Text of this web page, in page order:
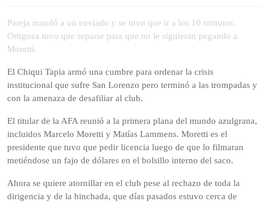
2025
Pareja mandó a un enviado y se tuvo que ir a los 10 minutos.
Ortigoza tuvo que separar para que no le siguieran pegando a
Moretti.
El Chiqui Tapia armó una cumbre para ordenar la crisis
institucional que sufre San Lorenzo pero terminó a las trompadas y
con la amenaza de desafiliar al club.
El titular de la AFA reunió a la primera plana del mundo azulgrana,
incluidos Marcelo Moretti y Matías Lammens. Moretti es el
presidente que tuvo que pedir licencia luego de que lo filmaran
metiéndose un fajo de dólares en el bolsillo interno del saco.
Ahora se quiere atornillar en el club pese al rechazo de toda la
dirigencia y de la hinchada, que días pasados estuvo cerca de